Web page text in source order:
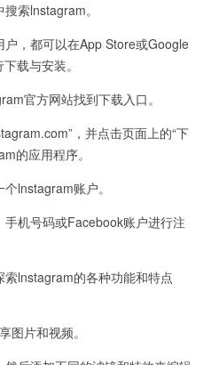
索lnstagram。
，都可以在App Store或Google
载与安装。
官方网站找到下载入口。
，并点击页面上的“下
的应用程序。
lnstagram账户。
机号码或Facebook账户进行注
lnstagram的各种功能和特点
片和视频。